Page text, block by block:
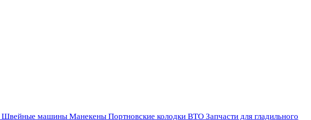
Швейные машины Манекены Портновские колодки ВТО Запчасти для гладильного